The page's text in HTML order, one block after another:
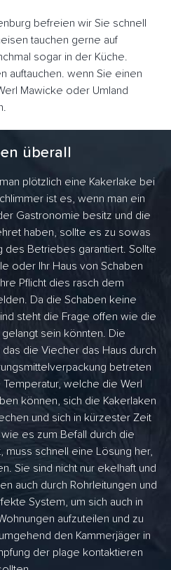
befreien wir Sie schnell
tauchen gerne auf
sogar in der Küche.
auftauchen. wenn Sie einen
Mawicke oder Umland
überall
plötzlich eine Kakerlake bei
ist es, wenn man ein
Gastronomie besitz und die
haben, sollte es zu sowas
des Betriebes garantiert. Sollte
oder Ihr Haus von Schaben
Pflicht dies rasch dem
Da die Schaben keine
steht die Frage offen wie die
sein könnten. Die
die Viecher das Haus durch
betreten
welche die Werl
können, sich die Kakerlaken
und sich in kürzester Zeit
es zum Befall durch die
muss schnell eine Lösung her,
Sie sind nicht nur ekelhaft und
auch durch Rohrleitungen und
System, um sich auch in
aufzuteilen und zu
den Kammerjäger in
der plage kontaktieren